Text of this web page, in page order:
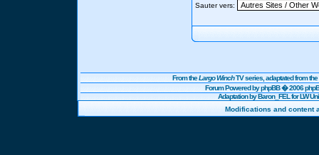
Sauter vers:
From theLargo WinchTV series, adaptated from
Forum Powered byphpBB� 2006
Adaptation by Baron_FEL for LW
Modifications and content